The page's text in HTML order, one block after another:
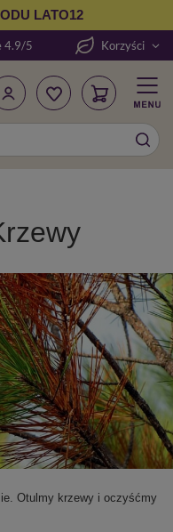
LATO12
4.9/5 Korzyści
Otulmy krzewy i oczyśćmy